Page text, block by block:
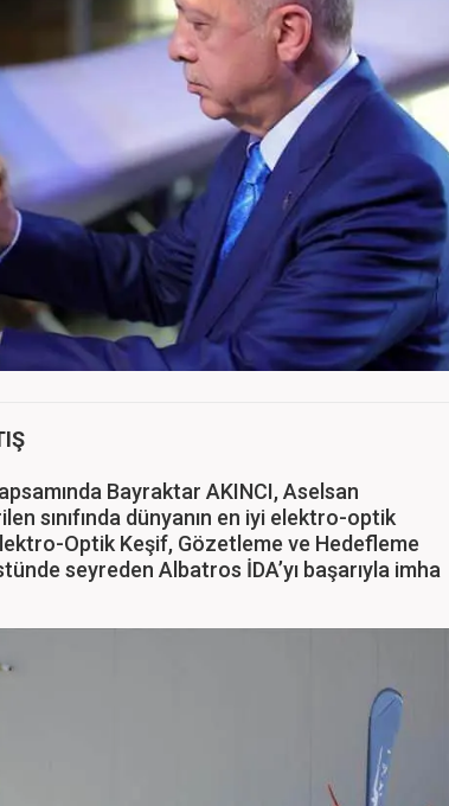
Bayraktar AKINCI, Aselsan
sınıfında dünyanın en iyi elektro-optik
Optik Keşif, Gözetleme ve Hedefleme
seyreden Albatros İDA’yı başarıyla imha